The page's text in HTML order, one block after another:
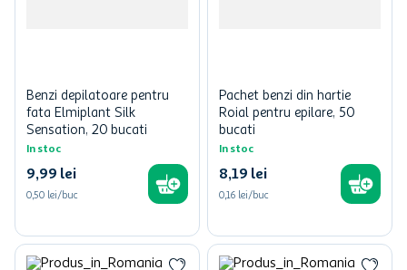
Benzi depilatoare pentru
fata Elmiplant Silk
Sensation, 20 bucati
In stoc
9,99 lei
0,50 lei/buc
Pachet benzi din hartie
Roial pentru epilare, 50
bucati
In stoc
8,19 lei
0,16 lei/buc